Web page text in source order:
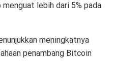
lebih dari 5% pada
meningkatnya
penambang Bitcoin